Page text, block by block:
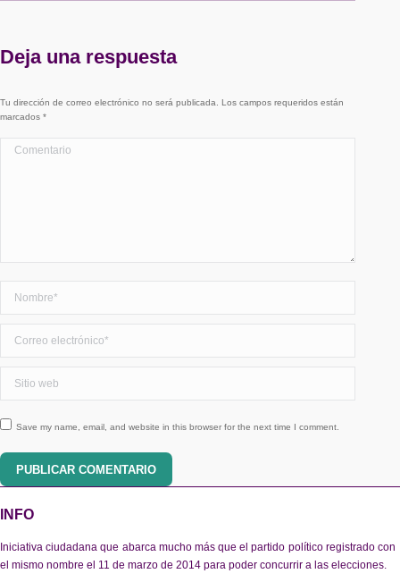
Deja una respuesta
Tu dirección de correo electrónico no será publicada. Los campos requeridos están
marcados *
Comentario
Save my name, email, and website in this browser for the next time I comment.
PUBLICAR COMENTARIO
INFO
Iniciativa ciudadana que abarca mucho más que el partido político registrado con
el mismo nombre el 11 de marzo de 2014 para poder concurrir a las elecciones.